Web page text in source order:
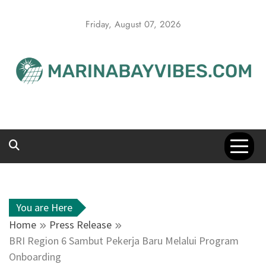
Friday, August 07, 2026
You are Here
Home
Press Release
BRI Region 6 Sambut Pekerja Baru Melalui Program
Onboarding